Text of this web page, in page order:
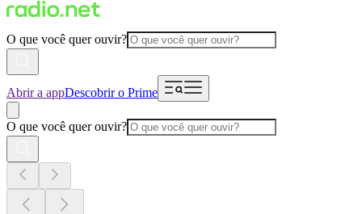
O que você quer ouvir?
Abrir a appDescobrir o Prime
O que você quer ouvir?